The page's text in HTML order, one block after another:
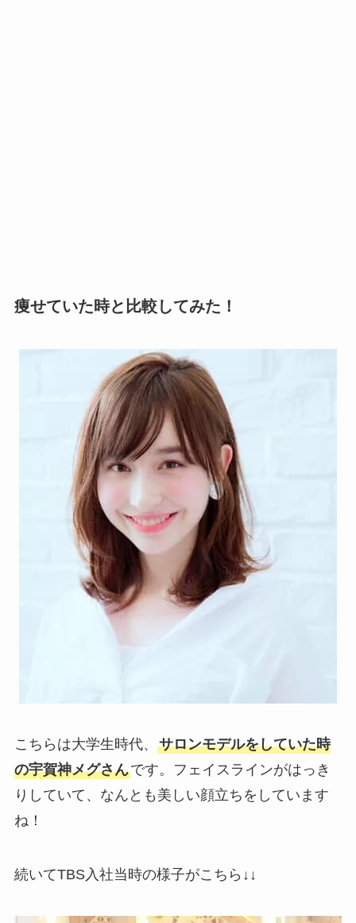
痩せていた時と比較してみた！
こちらは大学生時代、 サロンモデルをしていた時
の宇賀神メグさんです。フェイスラインがはっき
りしていて、なんとも美しい顔立ちをしています
ね！
続いてTBS入社当時の様子がこちら↓↓